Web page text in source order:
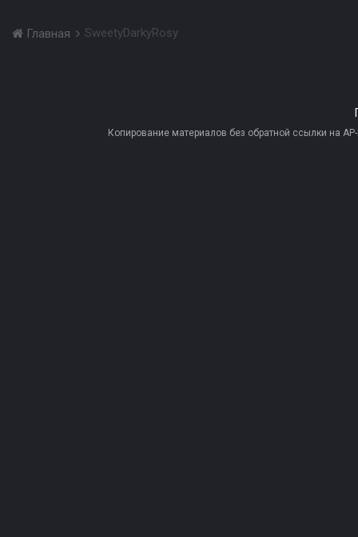
Главная SweetyDarkyRosy
Копирование материалов без обратной ссылки на